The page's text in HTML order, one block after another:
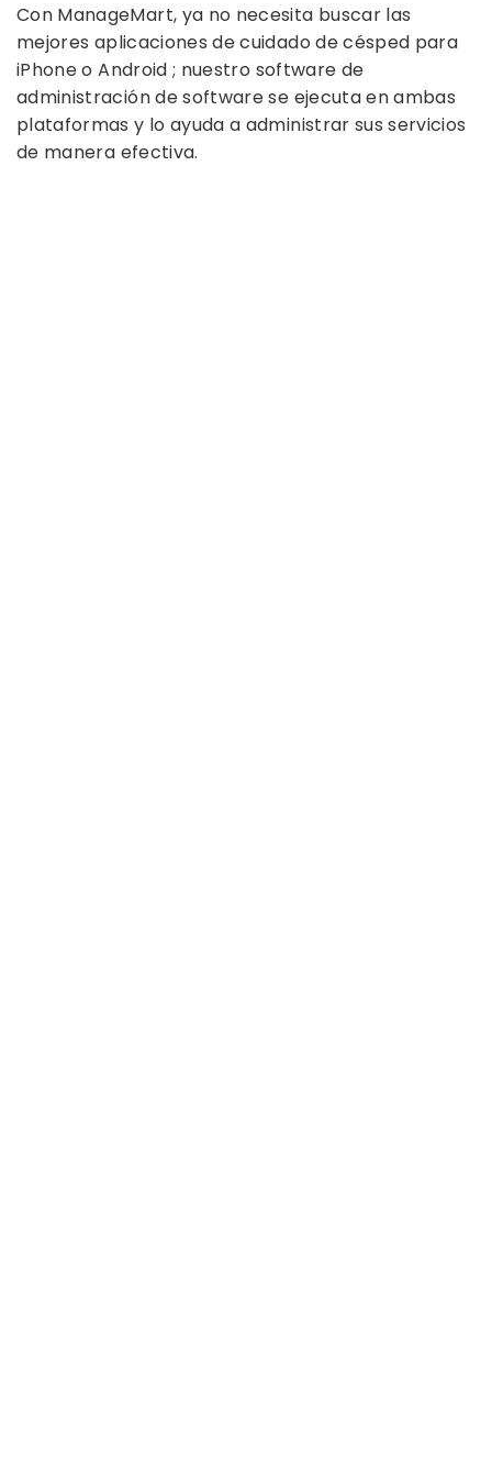
Con ManageMart, ya no necesita buscar las
mejores aplicaciones de cuidado de césped para
iPhoneo Android ; nuestro software de
administración de software se ejecuta en ambas
plataformas y lo ayuda a administrar sus servicios
de manera efectiva.